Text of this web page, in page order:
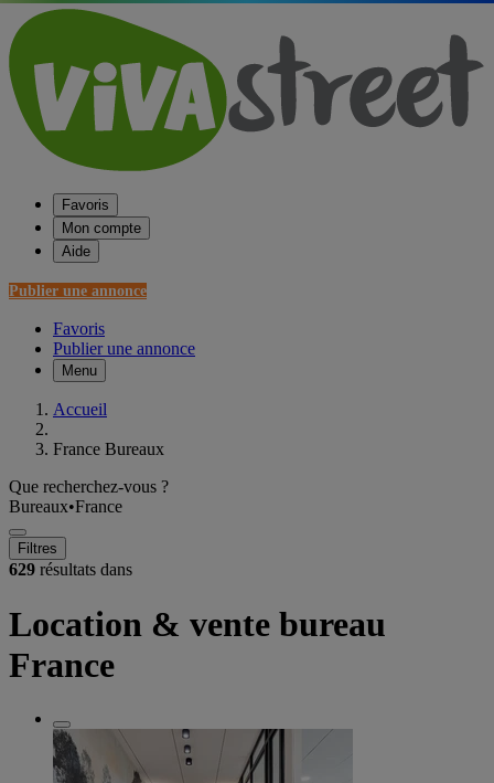
Favoris
Mon compte
Aide
Publier une annonce
Favoris
Publier une annonce
Menu
Accueil
France Bureaux
Que recherchez-vous ?
Bureaux•France
Filtres
629 résultats dans
Location & vente bureau
France